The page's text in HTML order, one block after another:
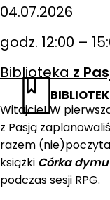
04.07.2026
godz. 12:00 –
Biblioteka z
Witajcie! W
z Pasją
razem
książki Córka
podczas sesji RPG.